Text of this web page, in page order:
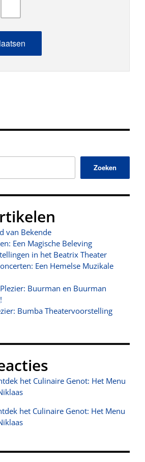
Zoeken
van Bekende
Een Magische Beleving
in het Beatrix Theater
Een Hemelse Muzikale
Buurman en Buurman
Bumba Theatervoorstelling
het Culinaire Genot: Het Menu
het Culinaire Genot: Het Menu